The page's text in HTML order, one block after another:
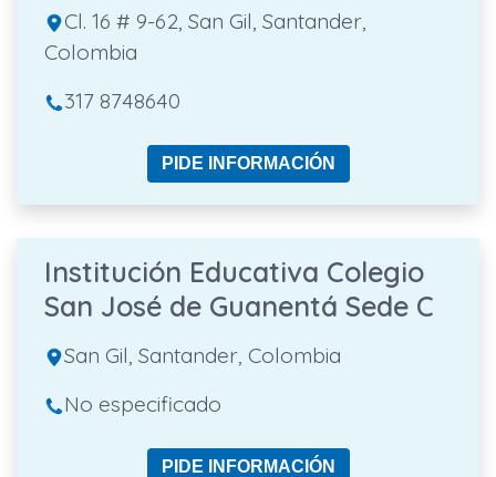
Cl. 16 # 9-62, San Gil, Santander,
Colombia
317 8748640
PIDE INFORMACIÓN
Institución Educativa Colegio
San José de Guanentá Sede C
San Gil, Santander, Colombia
No especificado
PIDE INFORMACIÓN